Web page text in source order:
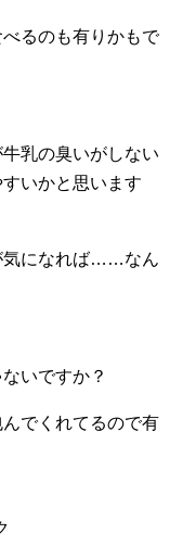
るのも有りかもで
乳の臭いがしない
いかと思います
気になれば……なん
いですか？
でくれてるので有